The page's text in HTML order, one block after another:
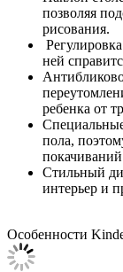
позволяя
рисования.
ней
ребенка от
пола,
Стильный
интерьер и
Особенности